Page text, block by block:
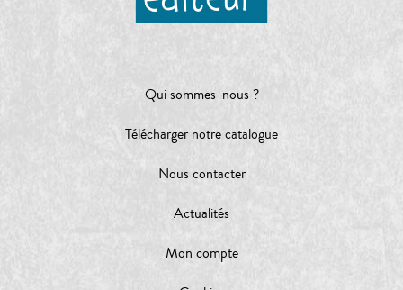
Qui sommes-nous ?
Télécharger notre catalogue
Nous contacter
Actualités
Mon compte